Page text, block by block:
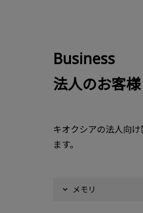
Business
法人のお客様
キオクシアの法人向
ます。
メモリ